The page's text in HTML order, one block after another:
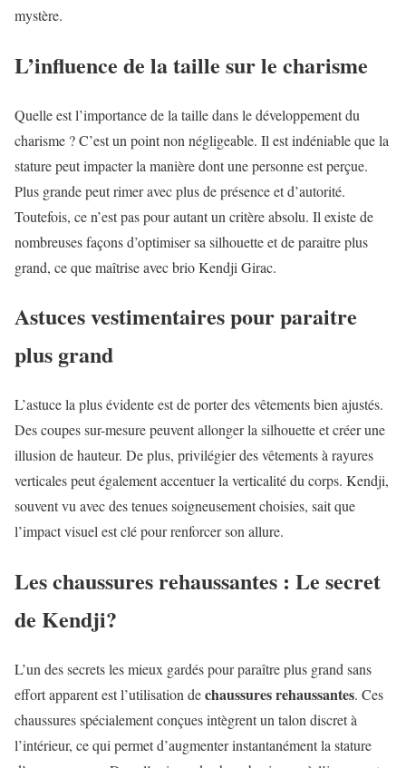
mystère.
L’influence de la taille sur le charisme
Quelle est l’importance de la taille dans le développement du
charisme ? C’est un point non négligeable. Il est indéniable que la
stature peut impacter la manière dont une personne est perçue.
Plus grande peut rimer avec plus de présence et d’autorité.
Toutefois, ce n’est pas pour autant un critère absolu. Il existe de
nombreuses façons d’optimiser sa silhouette et de paraitre plus
grand, ce que maîtrise avec brio Kendji Girac.
Astuces vestimentaires pour paraitre
plus grand
L’astuce la plus évidente est de porter des vêtements bien ajustés.
Des coupes sur-mesure peuvent allonger la silhouette et créer une
illusion de hauteur. De plus, privilégier des vêtements à rayures
verticales peut également accentuer la verticalité du corps. Kendji,
souvent vu avec des tenues soigneusement choisies, sait que
l’impact visuel est clé pour renforcer son allure.
Les chaussures rehaussantes : Le secret
de Kendji?
L’un des secrets les mieux gardés pour paraître plus grand sans
effort apparent est l’utilisation dechaussures rehaussantes. Ces
chaussures spécialement conçues intègrent un talon discret à
l’intérieur, ce qui permet d’augmenter instantanément la stature